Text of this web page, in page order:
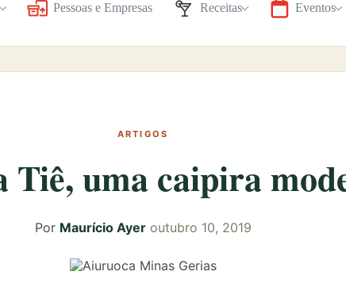
Pessoas e Empresas Receitas Eventos
ARTIGOS
Tiê, uma caipira
Por Maurício Ayer outubro 10, 2019